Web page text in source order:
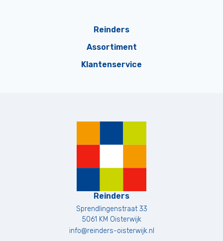
Reinders
Assortiment
Klantenservice
Reinders
Sprendlingenstraat 33
5061 KM Oisterwijk
info@reinders-oisterwijk.nl